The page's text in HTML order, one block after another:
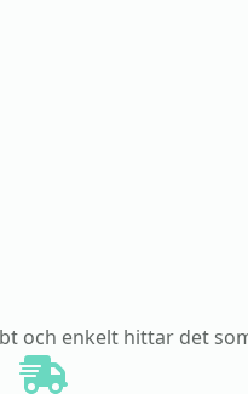
och enkelt hittar det